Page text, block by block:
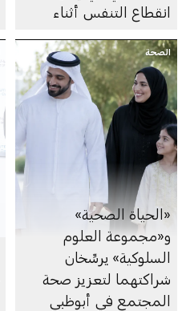
انقطاع التنفس أثناء
الصحة
«الحياة الصحية»
و«مجموعة العلوم
السلوكية» يرسِّخان
شراكتهما لتعزيز صحة
المجتمع في أبوظبي